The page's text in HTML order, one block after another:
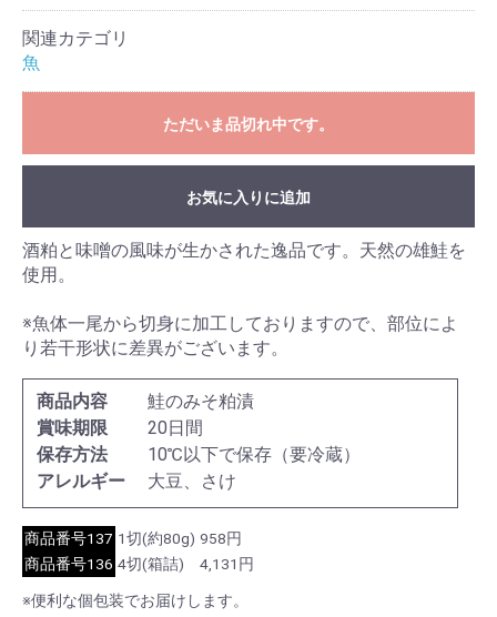
関連カテゴリ
魚
ただいま品切れ中です。
お気に入りに追加
酒粕と味噌の風味が生かされた逸品です。天然の雄鮭を
使用。
※魚体一尾から切身に加工しておりますので、部位によ
り若干形状に差異がございます。
商品内容
鮭のみそ粕漬
賞味期限
20日間
保存方法
10℃以下で保存（要冷蔵）
アレルギー
大豆、さけ
商品番号137 1切(約80g) 958円
商品番号136 4切(箱詰) 4,131円
※便利な個包装でお届けします。